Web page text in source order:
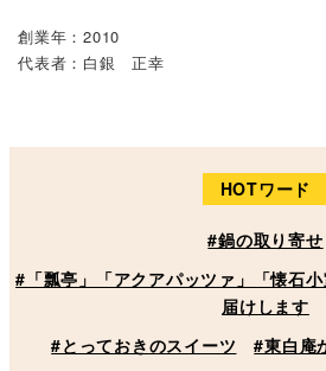
創業年：2010
代表者：白銀 正幸
HOTワード
#鍋の取り寄せ
#「瓢亭」「アクアパッツァ」「懐石
届けします
#とっておきのスイーツ
#東白庵